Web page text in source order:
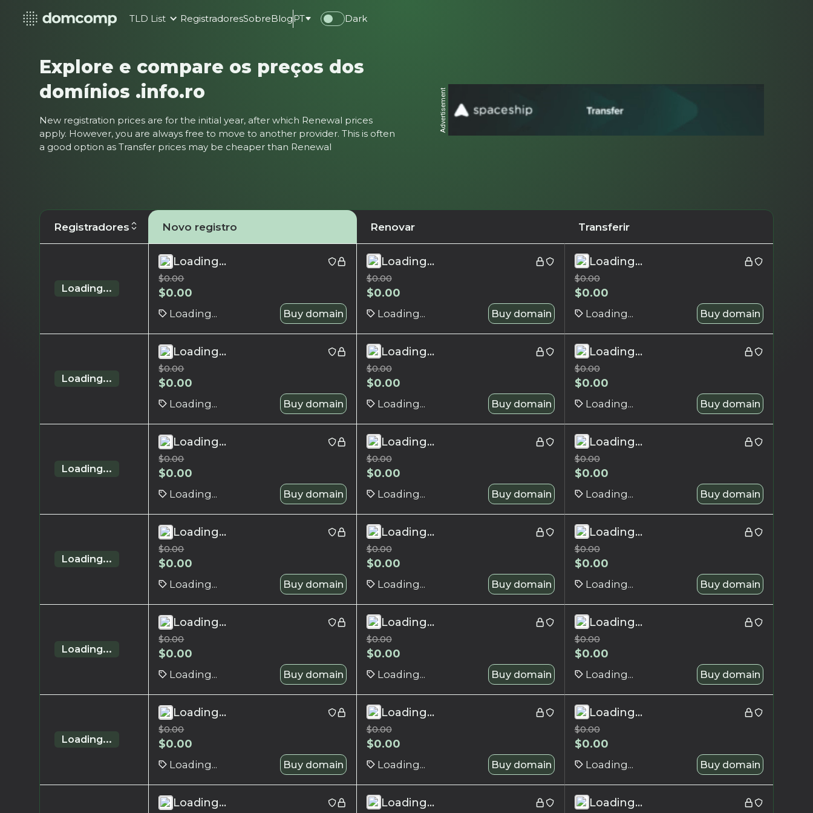
TLD List RegistradoresSobreBlogPT Dark
Explore e compare os preços dos
domínios .info.ro
New registration prices are for the initial year, after which Renewal prices
apply. However, you are always free to move to another provider. This is often
a good option as Transfer prices may be cheaper than Renewal
Advertisement
Registradores Novo registro Renovar Transferir
Loading...
Loading...
$0.00
$0.00
Loading... Buy domain
Loading...
$0.00
$0.00
Loading... Buy domain
Loading...
$0.00
$0.00
Loading... Buy domain
Loading...
Loading...
$0.00
$0.00
Loading... Buy domain
Loading...
$0.00
$0.00
Loading... Buy domain
Loading...
$0.00
$0.00
Loading... Buy domain
Loading...
Loading...
$0.00
$0.00
Loading... Buy domain
Loading...
$0.00
$0.00
Loading... Buy domain
Loading...
$0.00
$0.00
Loading... Buy domain
Loading...
Loading...
$0.00
$0.00
Loading... Buy domain
Loading...
$0.00
$0.00
Loading... Buy domain
Loading...
$0.00
$0.00
Loading... Buy domain
Loading...
Loading...
$0.00
$0.00
Loading... Buy domain
Loading...
$0.00
$0.00
Loading... Buy domain
Loading...
$0.00
$0.00
Loading... Buy domain
Loading...
Loading...
$0.00
$0.00
Loading... Buy domain
Loading...
$0.00
$0.00
Loading... Buy domain
Loading...
$0.00
$0.00
Loading... Buy domain
Loading... Loading... Loading...